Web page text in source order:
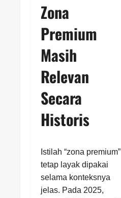
Zona
Premium
Masih
Relevan
Secara
Historis
Istilah “zona premium”
tetap layak dipakai
selama konteksnya
jelas. Pada 2025,